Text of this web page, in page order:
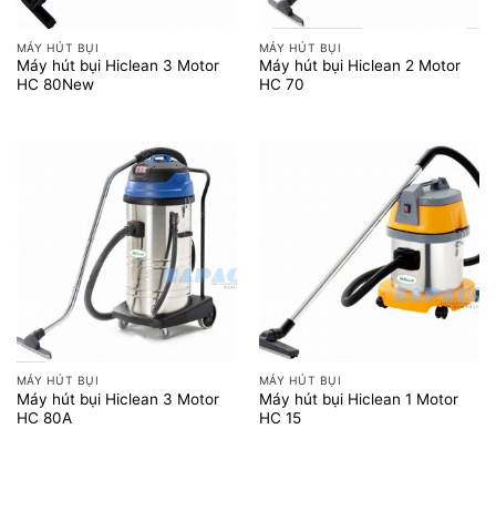
MÁY HÚT BỤI
Máy hút bụi Hiclean 3 Motor
HC 80New
MÁY HÚT BỤI
Máy hút bụi Hiclean 2 Motor
HC 70
MÁY HÚT BỤI
Máy hút bụi Hiclean 3 Motor
HC 80A
MÁY HÚT BỤI
Máy hút bụi Hiclean 1 Motor
HC 15